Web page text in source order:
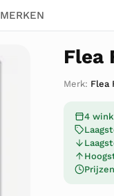
MERKEN
Flea
Merk: Flea
4